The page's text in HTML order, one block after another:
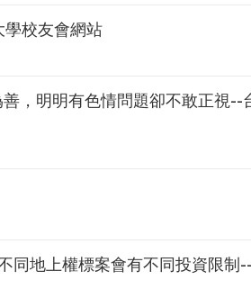
校友會網站
，明明有色情問題卻不敢正視--
地上權標案會有不同投資限制